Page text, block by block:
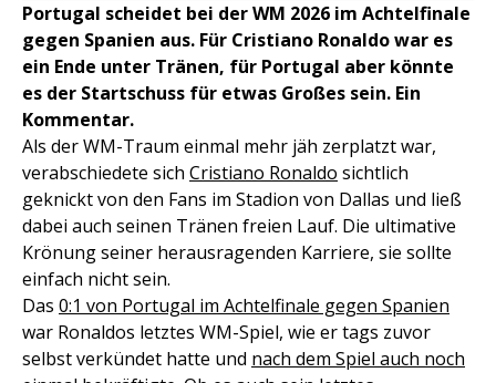
Portugal scheidet bei der WM 2026 im Achtelfinale
gegen Spanien aus. Für Cristiano Ronaldo war es
ein Ende unter Tränen, für Portugal aber könnte
es der Startschuss für etwas Großes sein. Ein
Kommentar.
Als der WM-Traum einmal mehr jäh zerplatzt war,
verabschiedete sich Cristiano Ronaldo sichtlich
geknickt von den Fans im Stadion von Dallas und ließ
dabei auch seinen Tränen freien Lauf. Die ultimative
Krönung seiner herausragenden Karriere, sie sollte
einfach nicht sein.
Das 0:1 von Portugal im Achtelfinale gegen Spanien
war Ronaldos letztes WM-Spiel, wie er tags zuvor
selbst verkündet hatte und nach dem Spiel auch noch